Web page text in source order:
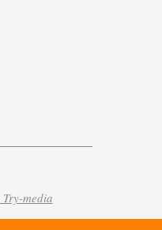
Try-media